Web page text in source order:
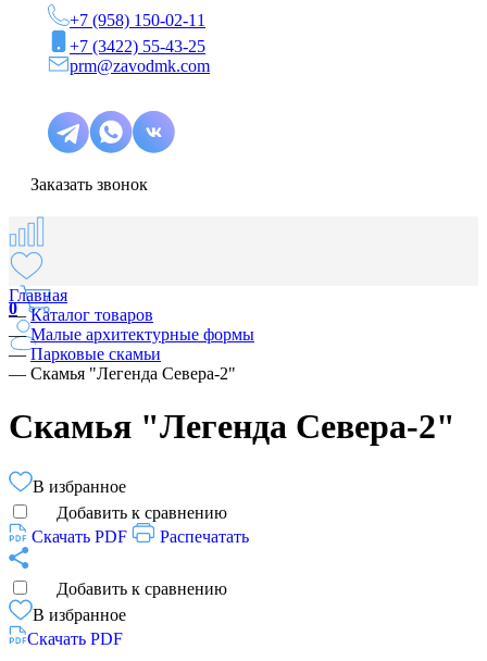
+7 (958) 150-02-11
+7 (3422) 55-43-25
prm@zavodmk.com
Заказать звонок
0
Главная
—Каталог товаров
—Малые архитектурные формы
—Парковые скамьи
— Скамья "Легенда Севера-2"
Скамья "Легенда Севера-2"
В избранное
Добавить к сравнению
Скачать PDF
Распечатать
Добавить к сравнению
В избранное
Скачать PDF